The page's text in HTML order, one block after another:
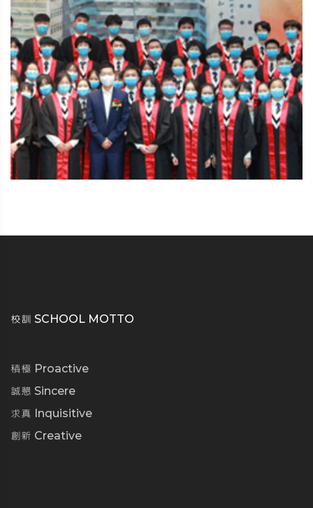
校訓 SCHOOL MOTTO
積極 Proactive
誠懇 Sincere
求真 Inquisitive
創新 Creative